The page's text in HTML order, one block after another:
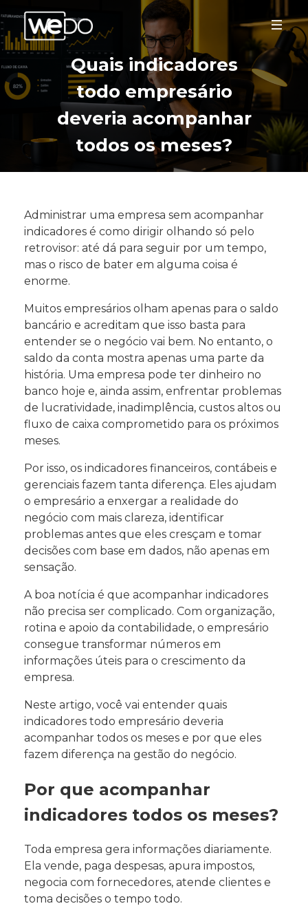
Quais indicadores
todo empresário
deveria acompanhar
todos os meses?
Administrar uma empresa sem acompanhar
indicadores é como dirigir olhando só pelo
retrovisor: até dá para seguir por um tempo,
mas o risco de bater em alguma coisa é
enorme.
Muitos empresários olham apenas para o saldo
bancário e acreditam que isso basta para
entender se o negócio vai bem. No entanto, o
saldo da conta mostra apenas uma parte da
história. Uma empresa pode ter dinheiro no
banco hoje e, ainda assim, enfrentar problemas
de lucratividade, inadimplência, custos altos ou
fluxo de caixa comprometido para os próximos
meses.
Por isso, os indicadores financeiros, contábeis e
gerenciais fazem tanta diferença. Eles ajudam
o empresário a enxergar a realidade do
negócio com mais clareza, identificar
problemas antes que eles cresçam e tomar
decisões com base em dados, não apenas em
sensação.
A boa notícia é que acompanhar indicadores
não precisa ser complicado. Com organização,
rotina e apoio da contabilidade, o empresário
consegue transformar números em
informações úteis para o crescimento da
empresa.
Neste artigo, você vai entender quais
indicadores todo empresário deveria
acompanhar todos os meses e por que eles
fazem diferença na gestão do negócio.
Por que acompanhar
indicadores todos os meses?
Toda empresa gera informações diariamente.
Ela vende, paga despesas, apura impostos,
negocia com fornecedores, atende clientes e
toma decisões o tempo todo.